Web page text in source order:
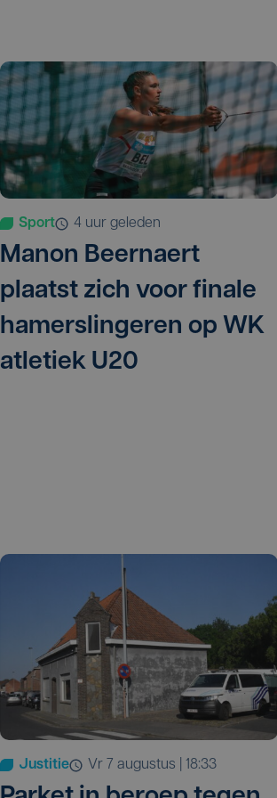
Sport 4 uur geleden
Manon Beernaert
plaatst zich voor finale
hamerslingeren op WK
atletiek U20
Justitie vr 7 augustus | 18:33